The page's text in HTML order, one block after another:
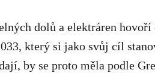
dolů a elektráren
který si jako svůj cíl
by se proto měla podle